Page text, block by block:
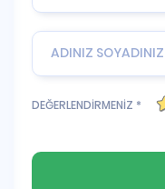
DEĞERLENDİRMENİZ *